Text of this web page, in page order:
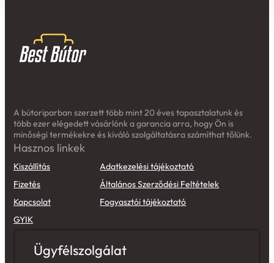
A bútoriparban szerzett több mint 20 éves tapasztalatunk és
több ezer elégedett vásárlónk a garancia arra, hogy Ön is
minőségi termékekre és kiváló szolgáltatásra számíthat tőlünk.
Hasznos linkek
Kiszállítás
Fizetés
Kapcsolat
GYIK
Adatkezelési tájékoztató
Általános Szerződési Feltételek
Fogyasztói tájékoztató
Ügyfélszolgálat